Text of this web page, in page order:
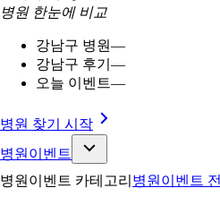
병원 한눈에 비교
강남구 병원—
강남구 후기 —
오늘 이벤트—
병원 찾기 시작
병원이벤트
병원이벤트 카테고리 병원이벤트